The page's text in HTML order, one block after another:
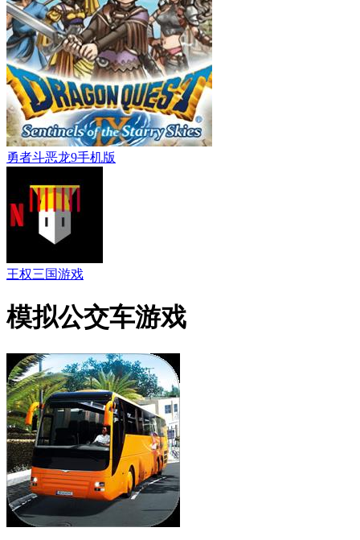
勇者斗恶龙9手机版
王权三国游戏
模拟公交车游戏